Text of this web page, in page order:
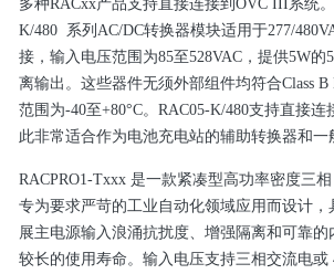
多种RACxx产品支持直接连接到OVC III系统
K/480 系列AC/DC转换器模块适用于277/
接，输入电压范围为85至528VAC，提供5W的
离输出。这些器件无须外部组件均符合Class
范围为-40至+80°C。RAC05-K/480支持直接
此非常适合作为电池充电站的辅助转换器和一
RACPRO1-Txxx 是一款紧凑型高功率密度三
专为要求严苛的工业自动化领域应用而设计，
展主电源输入浪涌抗扰度、增强隔离和可靠
较长的使用寿命。输入电压支持三相交流电或